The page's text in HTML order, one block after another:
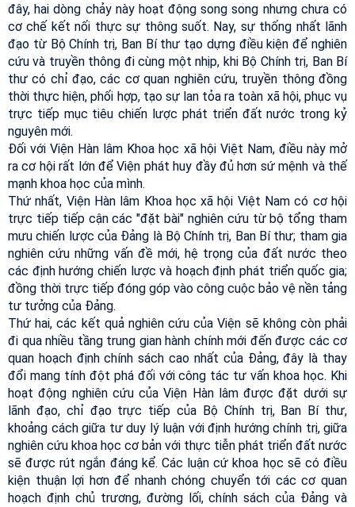
đây, hai dòng chảy này hoạt động song song nhưng chưa có
cơ chế kết nối thực sự thông suốt. Nay, sự thống nhất lãnh
đạo từ Bộ Chính trị, Ban Bí thư tạo dựng điều kiện để nghiên
cứu và truyền thông đi cùng một nhịp, khi Bộ Chính trị, Ban Bí
thư có chỉ đạo, các cơ quan nghiên cứu, truyền thông đồng
thời thực hiện, phối hợp, tạo sự lan tỏa ra toàn xã hội, phục vụ
trực tiếp mục tiêu chiến lược phát triển đất nước trong kỷ
nguyên mới.
Đối với Viện Hàn lâm Khoa học xã hội Việt Nam, điều này mở
ra cơ hội rất lớn để Viện phát huy đầy đủ hơn sứ mệnh và thế
mạnh khoa học của mình.
Thứ nhất, Viện Hàn lâm Khoa học xã hội Việt Nam có cơ hội
trực tiếp tiếp cận các "đặt bài" nghiên cứu từ bộ tổng tham
mưu chiến lược của Đảng là Bộ Chính trị, Ban Bí thư; tham gia
nghiên cứu những vấn đề mới, hệ trọng của đất nước theo
các định hướng chiến lược và hoạch định phát triển quốc gia;
đồng thời trực tiếp đóng góp vào công cuộc bảo vệ nền tảng
tư tưởng của Đảng.
Thứ hai, các kết quả nghiên cứu của Viện sẽ không còn phải
đi qua nhiều tầng trung gian hành chính mới đến được các cơ
quan hoạch định chính sách cao nhất của Đảng, đây là thay
đổi mang tính đột phá đối với công tác tư vấn khoa học. Khi
hoạt động nghiên cứu của Viện Hàn lâm được đặt dưới sự
lãnh đạo, chỉ đạo trực tiếp của Bộ Chính trị, Ban Bí thư,
khoảng cách giữa tư duy lý luận với định hướng chính trị, giữa
nghiên cứu khoa học cơ bản với thực tiễn phát triển đất nước
sẽ được rút ngắn đáng kể. Các luận cứ khoa học sẽ có điều
kiện thuận lợi hơn để nhanh chóng chuyển tới các cơ quan
hoạch định chủ trương, đường lối, chính sách của Đảng và